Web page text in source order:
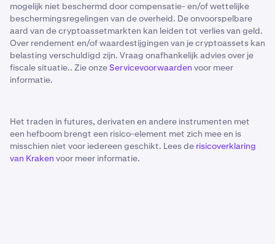
mogelijk niet beschermd door compensatie- en/of wettelijke
beschermingsregelingen van de overheid. De onvoorspelbare
aard van de cryptoassetmarkten kan leiden tot verlies van geld.
Over rendement en/of waardestijgingen van je cryptoassets kan
belasting verschuldigd zijn. Vraag onafhankelijk advies over je
fiscale situatie.. Zie onzeServicevoorwaarden voor meer
informatie.
Het traden in futures, derivaten en andere instrumenten met
een hefboom brengt een risico-element met zich mee en is
misschien niet voor iedereen geschikt. Lees de risicoverklaring
van Kraken voor meer informatie.